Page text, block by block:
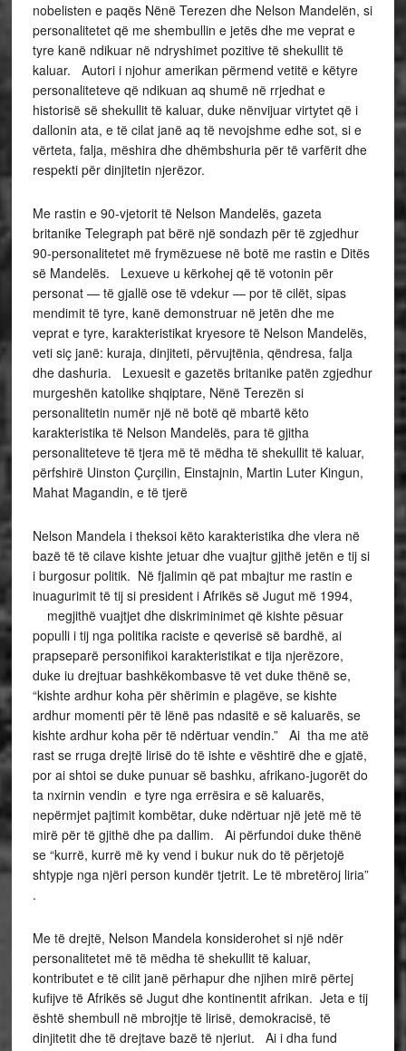
nobelisten e paqës Nënë Terezen dhe Nelson Mandelën, si
personalitetet që me shembullin e jetës dhe me veprat e
tyre kanë ndikuar në ndryshimet pozitive të shekullit të
kaluar. Autori i njohur amerikan përmend vetitë e këtyre
personaliteteve që ndikuan aq shumë në rrjedhat e
historisë së shekullit të kaluar, duke nënvijuar virtytet që i
dallonin ata, e të cilat janë aq të nevojshme edhe sot, si e
vërteta, falja, mëshira dhe dhëmbshuria për të varfërit dhe
respekti për dinjitetin njerëzor.
Me rastin e 90-vjetorit të Nelson Mandelës, gazeta
britanike Telegraph pat bërë një sondazh për të zgjedhur
90-personalitetet më frymëzuese në botë me rastin e Ditës
së Mandelës. Lexueve u kërkohej që të votonin për
personat — të gjallë ose të vdekur — por të cilët, sipas
mendimit të tyre, kanë demonstruar në jetën dhe me
veprat e tyre, karakteristikat kryesore të Nelson Mandelës,
veti siç janë: kuraja, dinjiteti, përvujtënia, qëndresa, falja
dhe dashuria. Lexuesit e gazetës britanike patën zgjedhur
murgeshën katolike shqiptare, Nënë Terezën si
personalitetin numër një në botë që mbartë këto
karakteristika të Nelson Mandelës, para të gjitha
personaliteteve të tjera më të mëdha të shekullit të kaluar,
përfshirë Uinston Çurçilin, Einstajnin, Martin Luter Kingun,
Mahat Magandin, e të tjerë
Nelson Mandela i theksoi këto karakteristika dhe vlera në
bazë të të cilave kishte jetuar dhe vuajtur gjithë jetën e tij si
i burgosur politik. Në fjalimin që pat mbajtur me rastin e
inuagurimit të tij si president i Afrikës së Jugut më 1994,
megjithë vuajtjet dhe diskriminimet që kishte pësuar
populli i tij nga politika raciste e qeverisë së bardhë, ai
prapseparë personifikoi karakteristikat e tija njerëzore,
duke iu drejtuar bashkëkombasve të vet duke thënë se,
“kishte ardhur koha për shërimin e plagëve, se kishte
ardhur momenti për të lënë pas ndasitë e së kaluarës, se
kishte ardhur koha për të ndërtuar vendin.” Ai tha me atë
rast se rruga drejtë lirisë do të ishte e vështirë dhe e gjatë,
por ai shtoi se duke punuar së bashku, afrikano-jugorët do
ta nxirnin vendin e tyre nga errësira e së kaluarës,
nepërmjet pajtimit kombëtar, duke ndërtuar një jetë më të
mirë për të gjithë dhe pa dallim. Ai përfundoi duke thënë
se “kurrë, kurrë më ky vend i bukur nuk do të përjetojë
shtypje nga njëri person kundër tjetrit. Le të mbretëroj liria”
.
Me të drejtë, Nelson Mandela konsiderohet si një ndër
personalitetet më të mëdha të shekullit të kaluar,
kontributet e të cilit janë përhapur dhe njihen mirë përtej
kufijve të Afrikës së Jugut dhe kontinentit afrikan. Jeta e tij
është shembull në mbrojtje të lirisë, demokracisë, të
dinjitetit dhe të drejtave bazë të njeriut. Ai i dha fund